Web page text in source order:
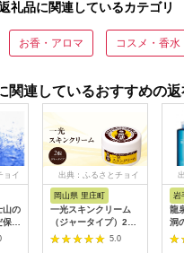
礼品に関連しているカテゴリ
お香・アロマ コスメ・香水
関連しているおすすめの
ョイ
山の
湿
ミ
出典：ふるさとチョイ
岡山県 里庄町
一光スキンクリーム
（ジャータイプ）2個
セット
5.0
岩
龍
洞
洞